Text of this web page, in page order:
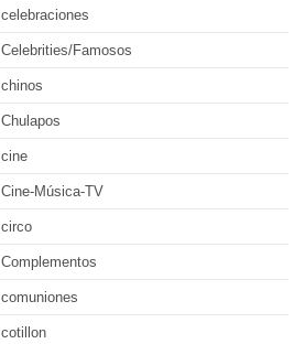
celebraciones
Celebrities/Famosos
chinos
Chulapos
cine
Cine-Música-TV
circo
Complementos
comuniones
cotillon